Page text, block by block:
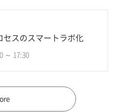
セスのスマートラボ化
～ 17:30